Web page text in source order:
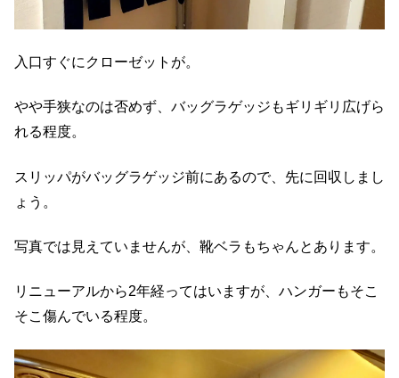
入口すぐにクローゼットが。
やや手狭なのは否めず、バッグラゲッジもギリギリ広げら
れる程度。
スリッパがバッグラゲッジ前にあるので、先に回収しまし
ょう。
写真では見えていませんが、靴ベラもちゃんとあります。
リニューアルから2年経ってはいますが、ハンガーもそこ
そこ傷んでいる程度。